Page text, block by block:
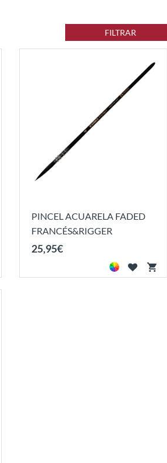
FILTRAR
PINCEL ACUARELA FADED
FRANCÉS&RIGGER
25,95€